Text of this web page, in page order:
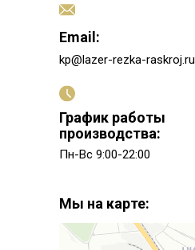
Мы на карте:
kp@lazer-rezka-raskroj.ru
Email:
Пн-Вс 9:00-22:00
График работы
производства: